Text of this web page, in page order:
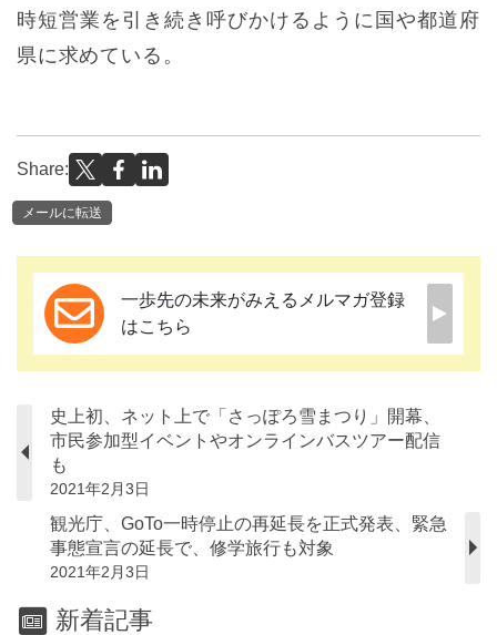
時短営業を引き続き呼びかけるように国や都道府
県に求めている。
Share:
メールに転送
一歩先の未来がみえるメルマガ登録
はこちら
史上初、ネット上で「さっぽろ雪まつり」開幕、
市民参加型イベントやオンラインバスツアー配信
も
2021年2月3日
観光庁、GoTo一時停止の再延長を正式発表、緊急
事態宣言の延長で、修学旅行も対象
2021年2月3日
新着記事